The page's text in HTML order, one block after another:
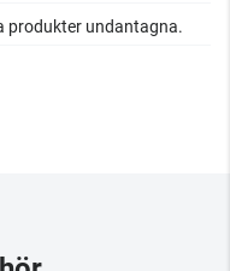
produkter undantagna.